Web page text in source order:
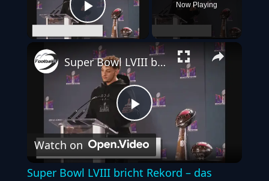
Play Video
Now Playing
Play
Video
Super Bowl LVIII bricht Rekord – das meistgesehene TV-Event aller Zeiten
Watch on
Super Bowl LVIII bricht Rekord – das